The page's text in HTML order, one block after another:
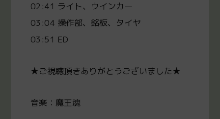
02:41 ライト、ウインカー
03:04 操作部、銘板、タイヤ
03:51 ED
★ご視聴頂きありがとうございました★
音楽：魔王魂